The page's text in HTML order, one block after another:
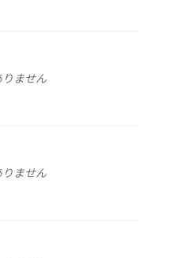
ません
ません